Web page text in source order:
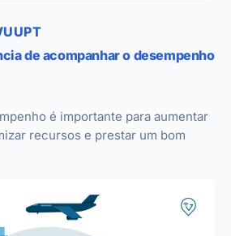
de acompanhar o desempenho
é importante para aumentar
recursos e prestar um bom